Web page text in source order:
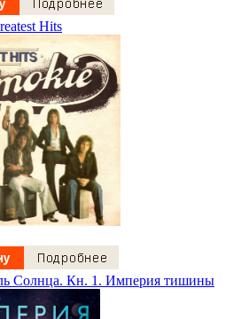
Hits
Солнца. Кн. 1. Империя тишины